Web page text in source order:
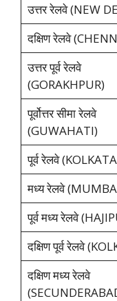
उत्तर रेलवे (NEW
दक्षिण रेलवे
उत्तर पूर्व रेलवे
(GORAKHPUR)
पूर्वोत्तर सीमा रेलवे
(GUWAHATI)
पूर्व रेलवे
मध्य रेलवे
पूर्व मध्य रेलवे
दक्षिण पूर्व रेलवे
दक्षिण मध्य रेलवे